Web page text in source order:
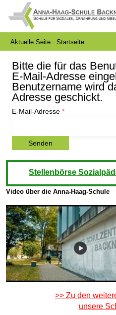
Aktuelle Seite: Startseite
Bitte die für das
E-Mail-Adresse
Benutzername wird
Adresse geschickt.
E-Mail-Adresse *
Senden
Stellenbörse
Video über die Anna-Haag-Schule
>> Zu den
unsere